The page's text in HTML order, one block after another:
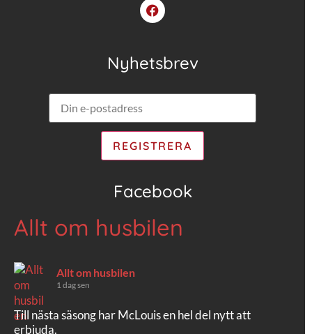
Nyhetsbrev
Facebook
Allt om husbilen
Allt om husbilen
1 dag sen
Till nästa säsong har McLouis en hel del nytt att
erbjuda.